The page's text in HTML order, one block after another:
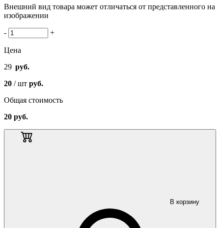
Внешний вид товара может отличаться от представленного на
изображении
- +
Цена
29 руб.
20 / шт руб.
Общая стоимость
20 руб.
В корзину